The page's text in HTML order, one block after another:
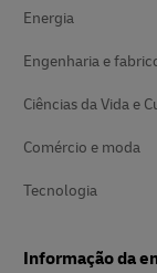
Energia
Engenharia e
Ciências da Vida e
Comércio e moda
Tecnologia
Informação da